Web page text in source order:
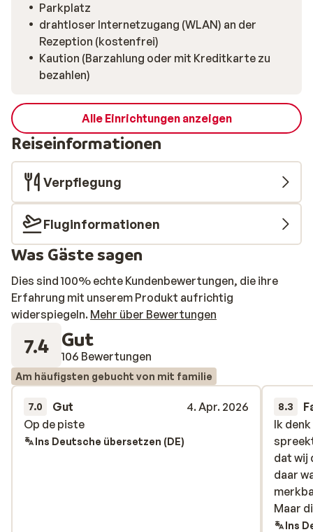
Parkplatz
drahtloser Internetzugang (WLAN) an der
Rezeption (kostenfrei)
Kaution (Barzahlung oder mit Kreditkarte zu
bezahlen)
Alle Einrichtungen anzeigen
Reiseinformationen
Verpflegung
Fluginformationen
Was Gäste sagen
Dies sind 100% echte Kundenbewertungen, die ihre
Erfahrung mit unserem Produkt aufrichtig
widerspiegeln. Mehr über Bewertungen
7.4 Gut
106 Bewertungen
Am häufigsten gebucht von mit familie
7.0 Gut
4. Apr. 2026
Op de piste
Op de piste
Ins Deutsche übersetzen (DE)
8.3
Ik
dat wij
daar
Maar
Ik
dat wij
daar
Maar
Ins